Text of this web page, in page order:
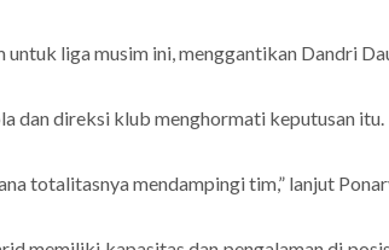
liga musim ini, menggantikan Dandri
dan direksi klub menghormati keputusan itu.
totalitasnya mendampingi tim,” lanjut